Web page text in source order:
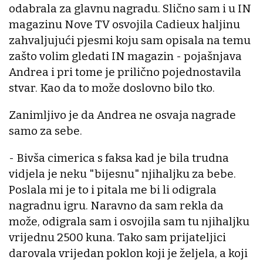
odabrala za glavnu nagradu. Slično sam i u IN
magazinu Nove TV osvojila Cadieux haljinu
zahvaljujući pjesmi koju sam opisala na temu
zašto volim gledati IN magazin - pojašnjava
Andrea i pri tome je prilično pojednostavila
stvar. Kao da to može doslovno bilo tko.
Zanimljivo je da Andrea ne osvaja nagrade
samo za sebe.
- Bivša cimerica s faksa kad je bila trudna
vidjela je neku "bijesnu" njihaljku za bebe.
Poslala mi je to i pitala me bi li odigrala
nagradnu igru. Naravno da sam rekla da
može, odigrala sam i osvojila sam tu njihaljku
vrijednu 2500 kuna. Tako sam prijateljici
darovala vrijedan poklon koji je željela, a koji